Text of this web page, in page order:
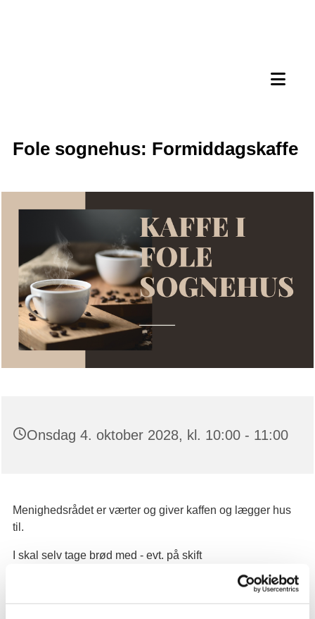
Fole sognehus: Formiddagskaffe
Onsdag 4. oktober 2028, kl. 10:00 - 11:00
Menighedsrådet er værter og giver kaffen og lægger hus
til.
I skal selv tage brød med - evt. på skift